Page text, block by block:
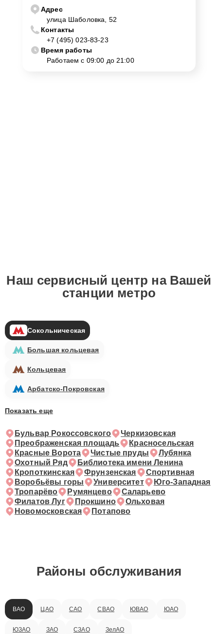
Адрес
улица Шаболовка, 52
Контакты
+7 (495) 023-83-23
Время работы
Работаем с 09:00 до 21:00
Наш сервисный центр на Вашей
станции метро
Сокольническая
Большая кольцевая
Кольцевая
Арбатско-Покровская
Показать еще
Бульвар Рокоссовского
Черкизовская
Преображенская площадь
Красносельская
Красные Ворота
Чистые пруды
Лубянка
Охотный Ряд
Библиотека имени Ленина
Кропоткинская
Фрунзенская
Спортивная
Воробьёвы горы
Университет
Юго-Западная
Тропарёво
Румянцево
Саларьево
Филатов Луг
Прокшино
Ольховая
Новомосковская
Потапово
Районы обслуживания
ВАО ЦАО САО СВАО ЮВАО ЮАО
ЮЗАО ЗАО СЗАО ЗелАО